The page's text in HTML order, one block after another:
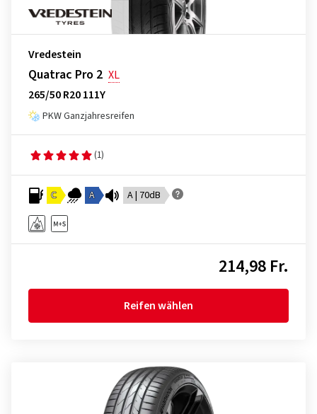
Vredestein
Quatrac Pro 2 XL
265/50 R20 111Y
PKW Ganzjahresreifen
(1)
C A A | 70dB
214,98 Fr.
Reifen wählen